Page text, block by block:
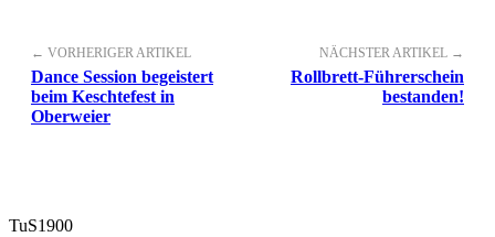
← VORHERIGER ARTIKEL
Dance Session begeistert
beim Keschtefest in
Oberweier
NÄCHSTER ARTIKEL →
Rollbrett-Führerschein
bestanden!
TuS1900